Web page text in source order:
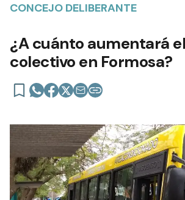
CONCEJO DELIBERANTE
¿A cuánto aumentará
colectivo en Formosa?